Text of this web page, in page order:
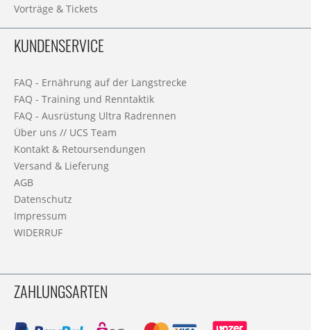
Vorträge & Tickets
KUNDENSERVICE
FAQ - Ernährung auf der Langstrecke
FAQ - Training und Renntaktik
FAQ - Ausrüstung Ultra Radrennen
Über uns // UCS Team
Kontakt & Retoursendungen
Versand & Lieferung
AGB
Datenschutz
Impressum
WIDERRUF
ZAHLUNGSARTEN